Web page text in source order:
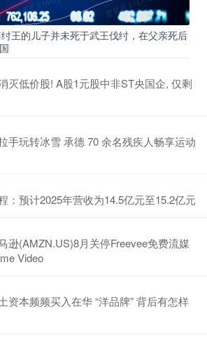
王的儿子并未死于武王伐纣，在父亲死后
灭低价股! A股1元股中非ST央国企, 仅剩
手玩转冰雪 承德 70 余名残疾人畅享运动
：预计2025年营收为14.5亿元至15.2亿元
逊(AMZN.US)8月关停Freevee免费流媒
Video
资本频频买入在华 “洋品牌” 背后有怎样